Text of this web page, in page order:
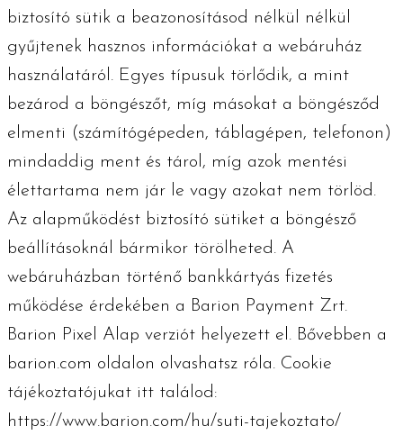
biztosító sütik a beazonosításod nélkül nélkül
gyűjtenek hasznos információkat a webáruház
használatáról. Egyes típusuk törlődik, a mint
bezárod a böngészőt, míg másokat a böngésződ
elmenti (számítógépeden, táblagépen, telefonon)
mindaddig ment és tárol, míg azok mentési
élettartama nem jár le vagy azokat nem törlöd.
Az alapműködést biztosító sütiket a böngésző
beállításoknál bármikor törölheted. A
webáruházban történő bankkártyás fizetés
működése érdekében a Barion Payment Zrt.
Barion Pixel Alap verziót helyezett el. Bővebben a
barion.com oldalon olvashatsz róla. Cookie
tájékoztatójukat itt találod:
https://www.barion.com/hu/suti-tajekoztato/